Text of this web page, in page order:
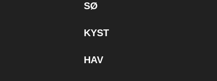
SØ
KYST
HAV